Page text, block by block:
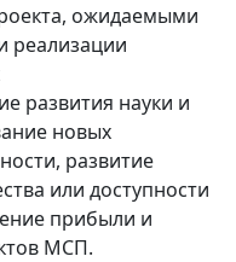
ожидаемыми
реализации
развития науки и
новых
развитие
или доступности
прибыли и
МСП.